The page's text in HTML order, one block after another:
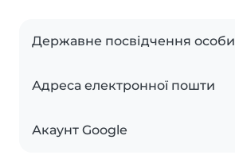
Державне посвідчення особи
Адреса електронної пошти
Акаунт Google